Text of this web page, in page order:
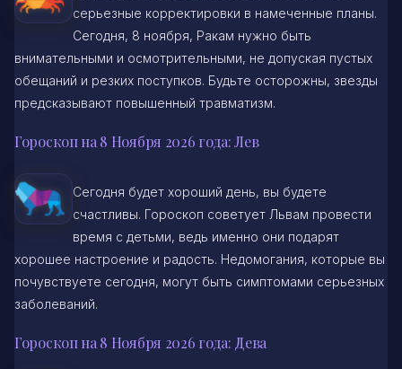
серьезные корректировки в намеченные планы.
Сегодня, 8 ноября, Ракам нужно быть
внимательными и осмотрительными, не допуская пустых
обещаний и резких поступков. Будьте осторожны, звезды
предсказывают повышенный травматизм.
Гороскоп на 8 Ноября 2026 года: Лев
Сегодня будет хороший день, вы будете
счастливы. Гороскоп советует Львам провести
время с детьми, ведь именно они подарят
хорошее настроение и радость. Недомогания, которые вы
почувствуете сегодня, могут быть симптомами серьезных
заболеваний.
Гороскоп на 8 Ноября 2026 года: Дева